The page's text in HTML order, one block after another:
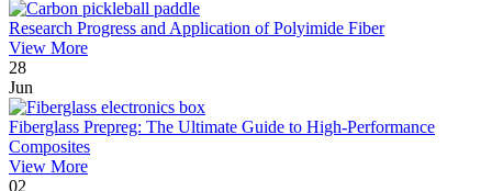
Research Progress and Application of Polyimide Fiber
View More
28
Jun
Fiberglass Prepreg: The Ultimate Guide to High-Performance
Composites
View More
02